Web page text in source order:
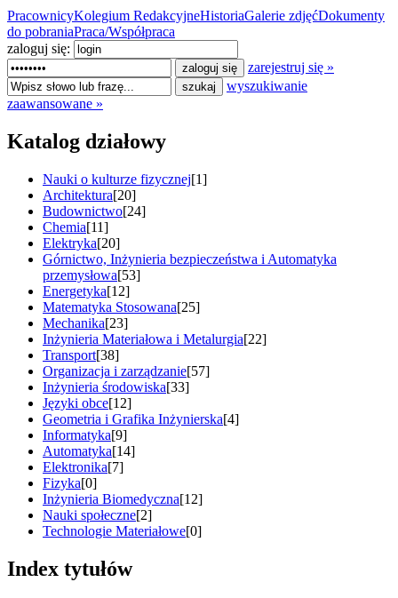
PracownicyKolegium RedakcyjneHistoriaGalerie zdjęćDokumenty
do pobraniaPraca/Współpraca
zaloguj się:
zarejestruj się »
wyszukiwanie
zaawansowane »
Katalog działowy
Nauki o kulturze fizycznej[1]
Architektura[20]
Budownictwo[24]
Chemia[11]
Elektryka[20]
Górnictwo, Inżynieria bezpieczeństwa i Automatyka
przemysłowa[53]
Energetyka[12]
Matematyka Stosowana[25]
Mechanika[23]
Inżynieria Materiałowa i Metalurgia[22]
Transport[38]
Organizacja i zarządzanie[57]
Inżynieria środowiska[33]
Języki obce[12]
Geometria i Grafika Inżynierska[4]
Informatyka[9]
Automatyka[14]
Elektronika[7]
Fizyka[0]
Inżynieria Biomedyczna[12]
Nauki społeczne[2]
Technologie Materiałowe[0]
Index tytułów